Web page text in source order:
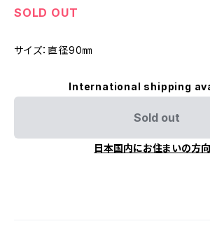
SOLD OUT
サイズ：直径90㎜
International shipping
Sold out
日本国内にお住まいの方